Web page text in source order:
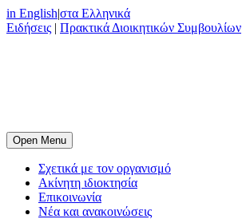
in English|στα Ελληνικά
Ειδήσεις | Πρακτικά Διοικητικών Συμβουλίων
Open Menu
Σχετικά με τον οργανισμό
Ακίνητη ιδιοκτησία
Επικοινωνία
Νέα και ανακοινώσεις